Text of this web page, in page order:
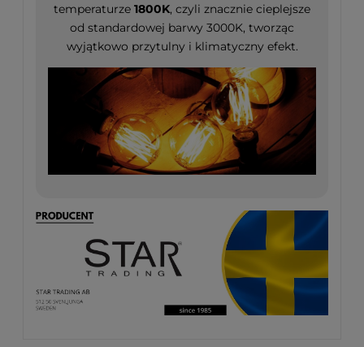
temperaturze 1800K, czyli znacznie cieplejsze
od standardowej barwy 3000K, tworząc
wyjątkowo przytulny i klimatyczny efekt.